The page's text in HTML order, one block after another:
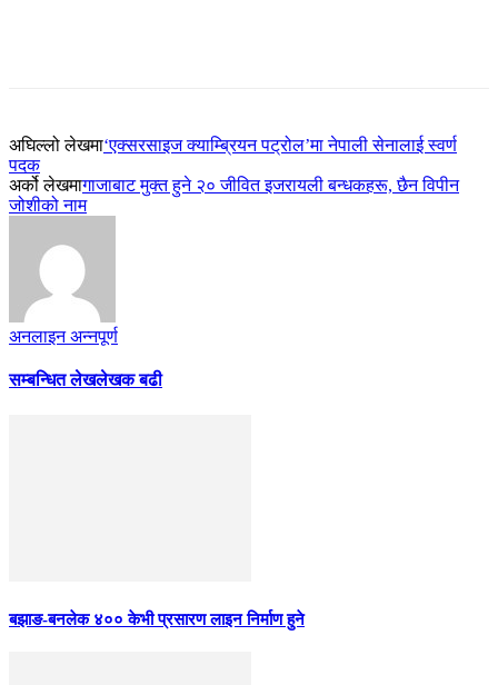
अघिल्लो लेखमा‘एक्सरसाइज क्याम्ब्रियन पट्रोल’मा नेपाली सेनालाई स्वर्ण
पदक
अर्को लेखमागाजाबाट मुक्त हुने २० जीवित इजरायली बन्धकहरू, छैन विपीन
जोशीको नाम
अनलाइन अन्नपूर्ण
सम्बन्धित लेखलेखक बढी
बझाङ-बनलेक ४०० केभी प्रसारण लाइन निर्माण हुने